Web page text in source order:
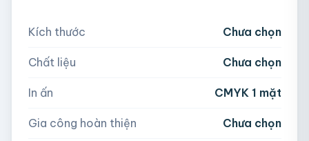
5,000
Hoặc nhập số lượng:
− + hộp
AI, PDF, EPS, PSD, PNG, JPG (tối đa 50MB)
Kích thước Chưa chọn
Chất liệu Chưa chọn
In ấn CMYK 1 mặt
Gia công hoàn thiện Chưa chọn